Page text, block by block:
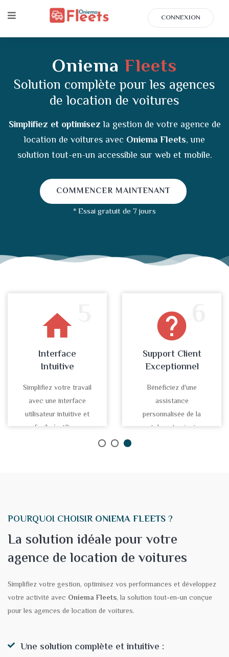
CONNEXION
Oniema Fleets
Solution complète pour les agences
de location de voitures
Simplifiez et optimisezla gestion de votre agence de
location de voitures avec Oniema Fleets, une
solution tout-en-un accessible sur web et mobile.
COMMENCER MAINTENANT
* Essai gratuit de 7 jours
home
Interface
Intuitive
Simplifiez votre travail
avec une interface
utilisateur intuitive et
facile à utiliser.
help
Support Client
Exceptionnel
Bénéficiez d'une
assistance
personnalisée de la
part de notre équipe
POURQUOI CHOISIRONIEMA FLEETS?
La solution idéale pour votre
agence de location de voitures
Simplifiez votre gestion, optimisez vos performances et développez
votre activité avec Oniema Fleets, la solution tout-en-un conçue
pour les agences de location de voitures.
Une solution complète et intuitive :